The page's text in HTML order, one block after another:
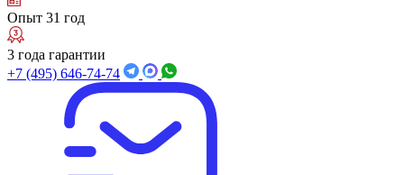
Опыт 31 год
3 года гарантии
+7 (495) 646-74-74